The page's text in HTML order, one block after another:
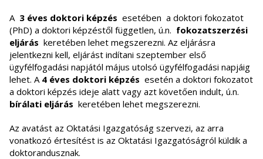
A 3 éves doktori képzés esetében a doktori fokozatot
(PhD) a doktori képzéstől független, ú.n. fokozatszerzési
eljárás keretében lehet megszerezni. Az eljárásra
jelentkezni kell, eljárást indítani szeptember első
ügyfélfogadási napjától május utolsó ügyfélfogadási napjáig
lehet. A 4 éves doktori képzés esetén a doktori fokozatot
a doktori képzés ideje alatt vagy azt követően indult, ú.n.
bírálati eljárás keretében lehet megszerezni.
Az avatást az Oktatási Igazgatóság szervezi, az arra
vonatkozó értesítést is az Oktatási Igazgatóságról küldik a
doktorandusznak.